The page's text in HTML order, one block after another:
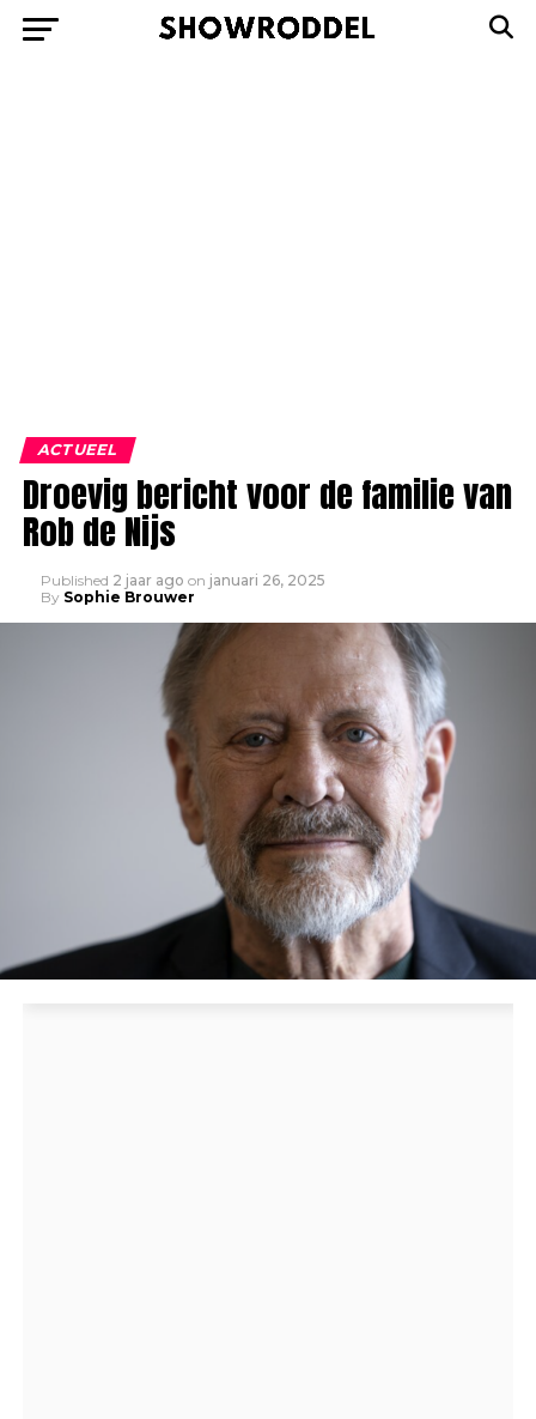
ACTUEEL
Droevig bericht voor de familie van
Rob de Nijs
Published 2 jaar ago on januari 26, 2025
By Sophie Brouwer